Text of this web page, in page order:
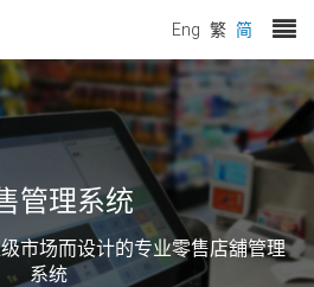
Eng 繁 简
管理系统
市场而设计的专业零售店舖管理
系统